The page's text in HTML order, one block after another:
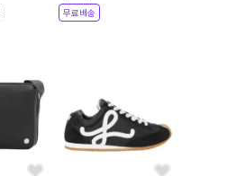
무료배송